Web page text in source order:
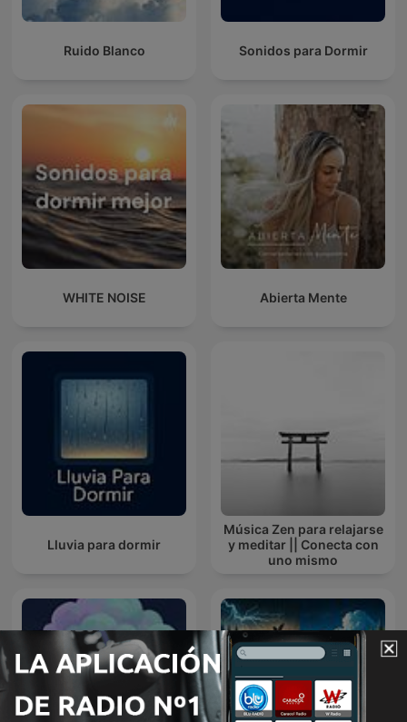
Ruido Blanco Sonidos para Dormir
WHITE NOISE Abierta Mente
Lluvia para dormir
Música Zen para relajarse
y meditar || Conecta con
uno mismo